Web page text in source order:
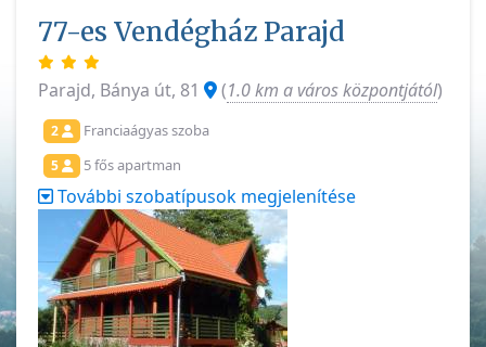
77-es Vendégház Parajd
Parajd, Bánya út, 81 (1.0 km a város központjától)
2 Franciaágyas szoba
5 5 fős apartman
További szobatípusok megjelenítése